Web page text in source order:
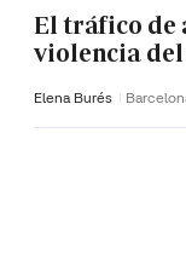
El tráfico de
violencia
Elena Burés